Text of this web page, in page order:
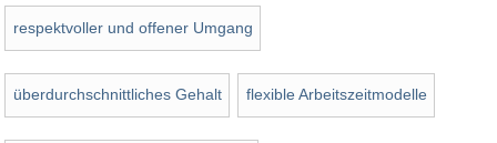
respektvoller und offener Umgang
überdurchschnittliches Gehalt flexible Arbeitszeitmodelle